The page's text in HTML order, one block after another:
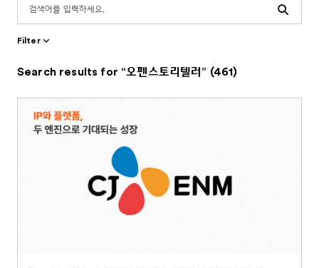
Search
Filter
Search results for “오펜스토리텔러” (461)